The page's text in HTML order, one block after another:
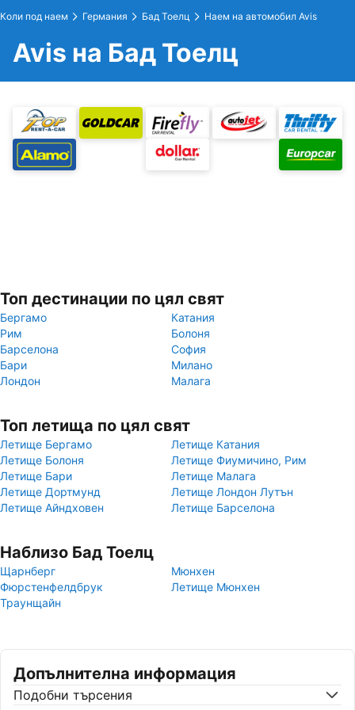
Коли под наем Германия Бад Тоелц Наем на автомобил Avis
Avis на Бад Тоелц
Топ дестинации по цял свят
Бергамо
Катания
Рим
Болоня
Барселона
София
Бари
Милано
Лондон
Малага
Топ летища по цял свят
Летище Бергамо
Летище Катания
Летище Болоня
Летище Фиумичино, Рим
Летище Бари
Летище Малага
Летище Дортмунд
Летище Лондон Лутън
Летище Айндховен
Летище Барселона
Наблизо Бад Тоелц
Щарнберг
Мюнхен
Фюрстенфелдбрук
Летище Мюнхен
Траунщайн
Допълнителна информация
Подобни търсения